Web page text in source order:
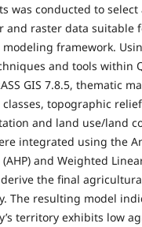
was conducted to
and raster data suitable
framework.
and tools within
GIS 7.8.5, thematic
topographic
and land use/land
integrated using the
and Weighted
derive the final
The resulting model
territory exhibits low